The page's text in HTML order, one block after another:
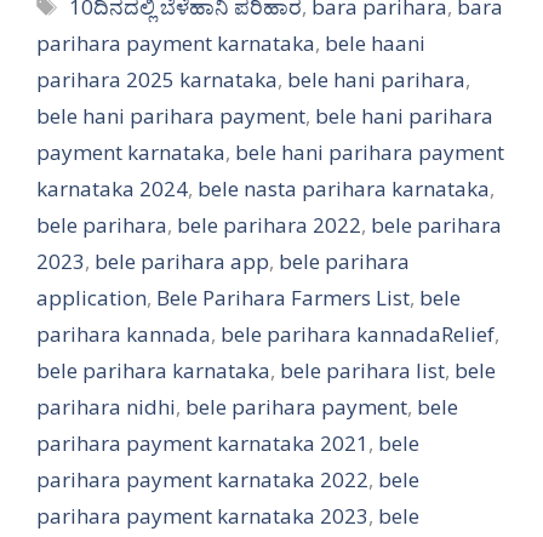
10ದಿನದಲ್ಲಿ ಬೆಳೆಹಾನಿ ಪರಿಹಾರ, bara parihara, bara
parihara payment karnataka, bele haani
parihara 2025 karnataka, bele hani parihara,
bele hani parihara payment, bele hani parihara
payment karnataka, bele hani parihara payment
karnataka 2024, bele nasta parihara karnataka,
bele parihara, bele parihara 2022, bele parihara
2023, bele parihara app, bele parihara
application, Bele Parihara Farmers List, bele
parihara kannada, bele parihara kannadaRelief,
bele parihara karnataka, bele parihara list, bele
parihara nidhi, bele parihara payment, bele
parihara payment karnataka 2021, bele
parihara payment karnataka 2022, bele
parihara payment karnataka 2023, bele